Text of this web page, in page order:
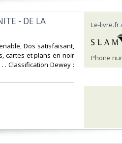
- DE LA
Dos satisfaisant,
cartes et plans en noir
. Classification Dewey :
Le-livre.fr
Phone